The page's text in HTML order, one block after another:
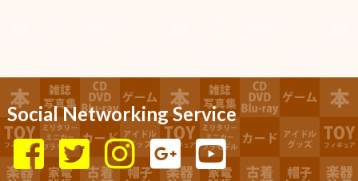
Social Networking Service